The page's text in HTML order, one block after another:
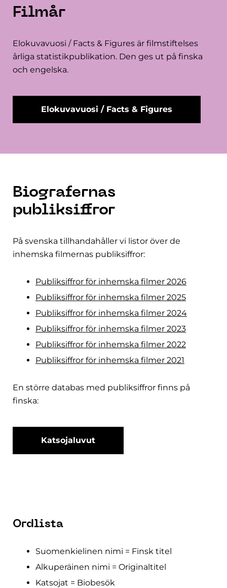
Filmår
Elokuvavuosi / Facts & Figures är filmstiftelses
årliga statistikpublikation. Den ges ut på finska
och engelska.
Elokuvavuosi / Facts & Figures
Biografernas
publiksiffror
På svenska tillhandahåller vi listor över de
inhemska filmernas publiksiffror:
Publiksiffror för inhemska filmer 2026
Publiksiffror för inhemska filmer 2025
Publiksiffror för inhemska filmer 2024
Publiksiffror för inhemska filmer 2023
Publiksiffror för inhemska filmer 2022
Publiksiffror för inhemska filmer 2021
En större databas med publiksiffror finns på
finska:
Katsojaluvut
Ordlista
Suomenkielinen nimi = Finsk titel
Alkuperäinen nimi = Originaltitel
Katsojat = Biobesök